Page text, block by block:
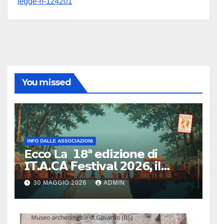
You missed
INFO DALLE ASSOCIAZIONI
Ecco La 𝟭8ª 𝗲𝗱𝗶𝘇𝗶𝗼𝗻𝗲 di
𝗜𝗧.𝗔.𝗖𝗔̀ 𝗙𝗲𝘀𝘁𝗶𝘃𝗮𝗹 𝟮𝟬𝟮6, il
primo e unico festival in Italia
dedicato al turismo
responsabile.
30 MAGGIO 2026 ADMIN